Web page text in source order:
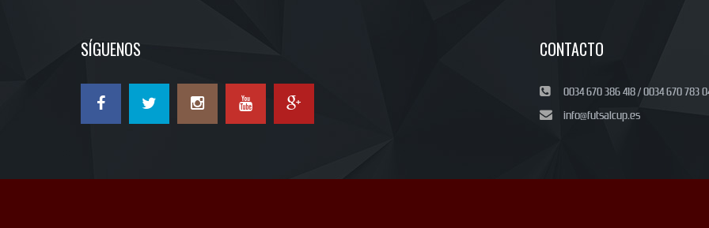
SÍGUENOS CONTACTO
0034 670 386 418 / 0034 670 783
info@futsalcup.es